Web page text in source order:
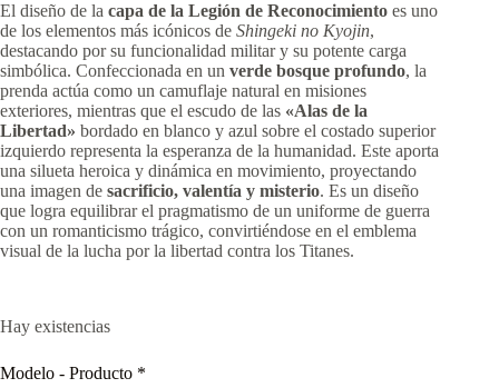
El diseño de la capa de la Legión de Reconocimiento es uno
de los elementos más icónicos de Shingeki no Kyojin,
destacando por su funcionalidad militar y su potente carga
simbólica. Confeccionada en un verde bosque profundo, la
prenda actúa como un camuflaje natural en misiones
exteriores, mientras que el escudo de las «Alas de la
Libertad» bordado en blanco y azul sobre el costado superior
izquierdo representa la esperanza de la humanidad. Este aporta
una silueta heroica y dinámica en movimiento, proyectando
una imagen de sacrificio, valentía y misterio. Es un diseño
que logra equilibrar el pragmatismo de un uniforme de guerra
con un romanticismo trágico, convirtiéndose en el emblema
visual de la lucha por la libertad contra los Titanes.
Hay existencias
Modelo - Producto *